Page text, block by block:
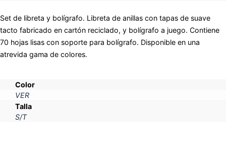
Set de libreta y bolígrafo. Libreta de anillas con tapas de suave
tacto fabricado en cartón reciclado, y bolígrafo a juego. Contiene
70 hojas lisas con soporte para bolígrafo. Disponible en una
atrevida gama de colores.
Color
VER
Talla
S/T